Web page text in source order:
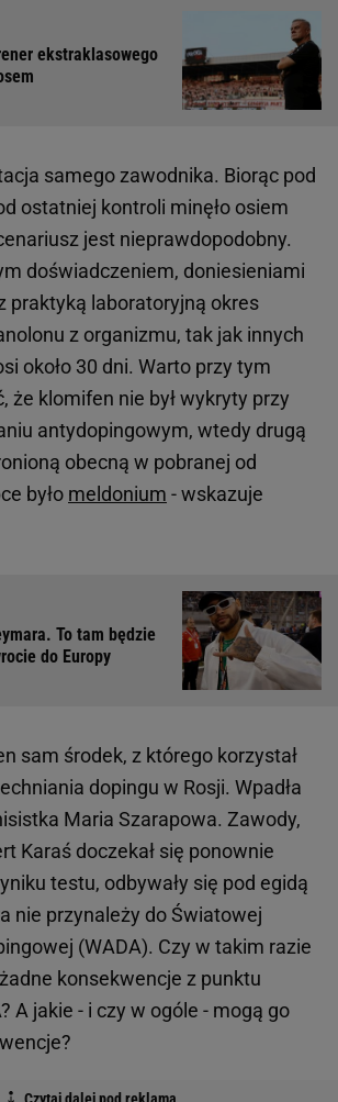
ekstraklasowego
samego zawodnika. Biorąc pod
ostatniej kontroli minęło osiem
jest nieprawdopodobny.
doświadczeniem, doniesieniami
praktyką laboratoryjną okres
z organizmu, tak jak innych
około 30 dni. Warto przy tym
że klomifen nie był wykryty przy
antydopingowym, wtedy drugą
obecną w pobranej od
było meldonium - wskazuje
To tam będzie
do Europy
sam środek, z którego korzystał
dopingu w Rosji. Wpadła
Maria Szarapowa. Zawody,
Karaś doczekał się ponownie
testu, odbywały się pod egidą
nie przynależy do Światowej
(WADA). Czy w takim razie
konsekwencje z punktu
A jakie - i czy w ogóle - mogą go